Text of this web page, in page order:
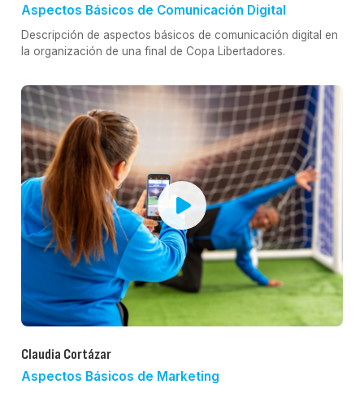
Aspectos Básicos de Comunicación Digital
Descripción de aspectos básicos de comunicación digital en
la organización de una final de Copa Libertadores.
Claudia Cortázar
Aspectos Básicos de Marketing